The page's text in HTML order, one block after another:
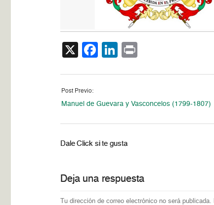
X Facebook
LinkedIn
Post Previo:
Manuel de Guevara y Vasconcelos (1799-1807)
Dale Click si te gusta
Deja una respuesta
Tu dirección de correo electrónico no será publicada.